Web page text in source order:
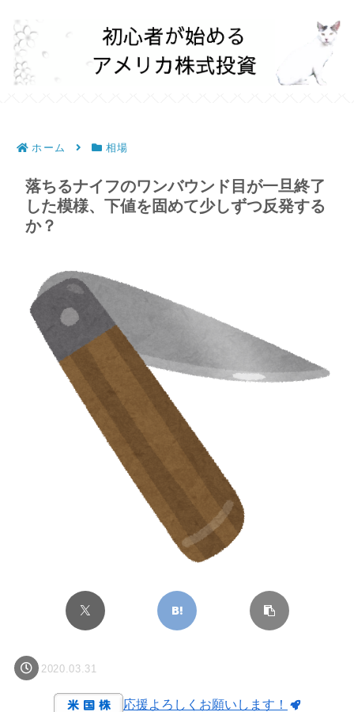
ホーム 相場
落ちるナイフのワンバウンド目が一旦終了
した模様、下値を固めて少しずつ反発する
か？
2020.03.31
応援よろしくお願いします！